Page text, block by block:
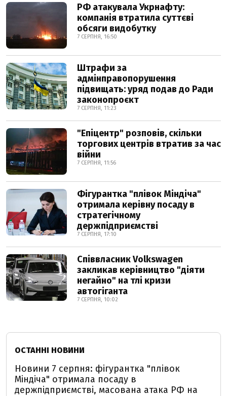
РФ атакувала Укрнафту:
компанія втратила суттєві
обсяги видобутку
7 СЕРПНЯ, 16:50
Штрафи за
адмінправопорушення
підвищать: уряд подав до Ради
законопроєкт
7 СЕРПНЯ, 11:23
"Епіцентр" розповів, скільки
торгових центрів втратив за час
війни
7 СЕРПНЯ, 11:56
Фігурантка "плівок Міндіча"
отримала керівну посаду в
стратегічному
держпідприємстві
7 СЕРПНЯ, 17:10
Співвласник Volkswagen
закликав керівництво "діяти
негайно" на тлі кризи
автогіганта
7 СЕРПНЯ, 10:02
ОСТАННІ НОВИНИ
Новини 7 серпня: фігурантка "плівок
Міндіча" отримала посаду в
держпідприємстві, масована атака РФ на